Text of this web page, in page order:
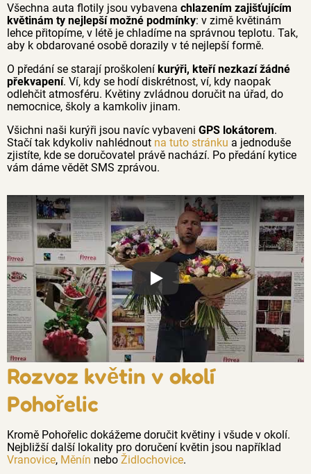
Všechna auta flotily jsou vybavena chlazením zajišťujícím
květinám ty nejlepší možné podmínky: v zimě květinám
lehce přitopíme, v létě je chladíme na správnou teplotu. Tak,
aby k obdarované osobě dorazily v té nejlepší formě.
O předání se starají proškolení kurýři, kteří nezkazí žádné
překvapení. Ví, kdy se hodí diskrétnost, ví, kdy naopak
odlehčit atmosféru. Květiny zvládnou doručit na úřad, do
nemocnice, školy a kamkoliv jinam.
Všichni naši kurýři jsou navíc vybaveni GPS lokátorem.
Stačí tak kdykoliv nahlédnout na tuto stránku a jednoduše
zjistíte, kde se doručovatel právě nachází. Po předání kytice
vám dáme vědět SMS zprávou.
Proč jsou květiny z Florea tak
Rozvoz květin v okolí
Pohořelic
Kromě Pohořelic dokážeme doručit květiny i všude v okolí.
Nejbližší další lokality pro doručení květin jsou například
Vranovice, Měnín nebo Židlochovice.